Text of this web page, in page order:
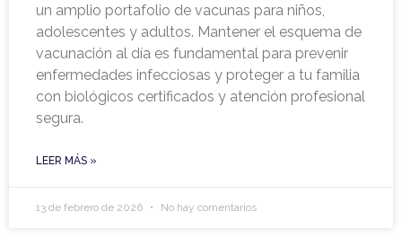
un amplio portafolio de vacunas para niños,
adolescentes y adultos. Mantener el esquema de
vacunación al día es fundamental para prevenir
enfermedades infecciosas y proteger a tu familia
con biológicos certificados y atención profesional
segura.
LEER MÁS »
13 de febrero de 2026 No hay comentarios